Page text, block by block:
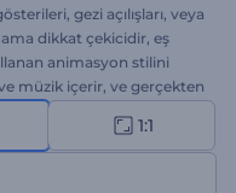
gezi açılışları, veya
dikkat çekicidir, eş
animasyon stilini
müzik içerir, ve gerçekten
gereken tüm araçlara
metni düzenleyin,
tadını çıkarın.
1:1